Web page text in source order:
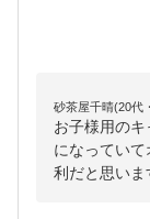
砂茶屋千晴(20代
お子様用の
になってい
利だと思いま